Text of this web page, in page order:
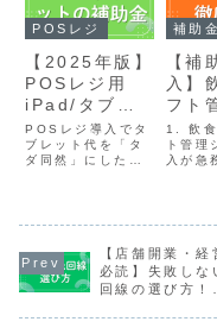
POSレジ
【2025年版】
POSレジ用
iPad/タブレ
ット購入費が
最大10万円補
助！確実に費
POSレジ導入でタ
ブレット代を「タ
ダ同然」にしたい
は、高性能であり
ジスターに比べて
圧倒的に安価で
す。しかし、アプ
リ自体は無料で
も、POSレジとし
補助金
【補
入】
フト
テム
較！
減と
1. 飲食
ト管理
入が急
ではな
足度向
はコン
ス遵守
重要な
す。紙
【店舗開業・経
必読】失敗しな
回線の選び方！